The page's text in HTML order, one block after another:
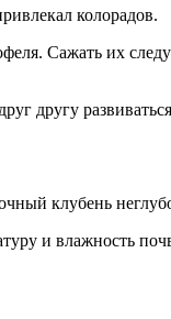
колорадов.
Сажать их
другу
клубень
и влажность